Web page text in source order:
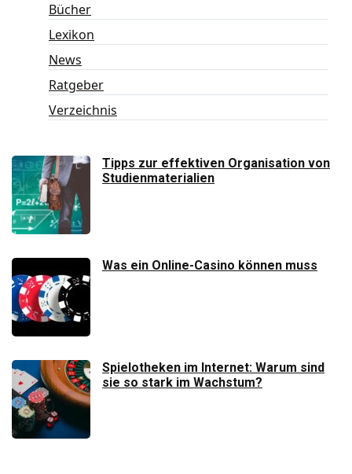
Bücher
Lexikon
News
Ratgeber
Verzeichnis
Tipps zur effektiven Organisation von
Studienmaterialien
Was ein Online-Casino können muss
Spielotheken im Internet: Warum sind
sie so stark im Wachstum?